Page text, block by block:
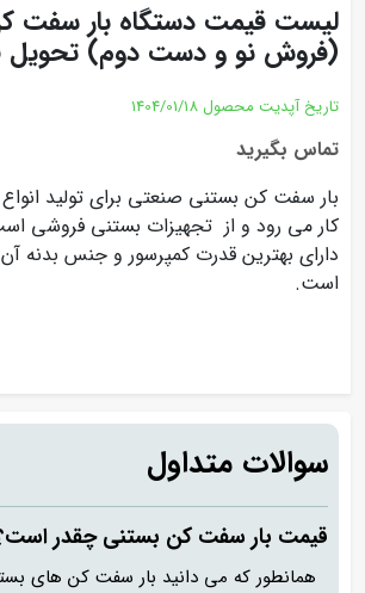
لیست قیمت دستگاه بار سفت
(فروش نو و دست دوم) تحویل
تاریخ آپدیت محصول 1404/01/18
تماس بگیرید
بار سفت کن بستنی صنعتی برای تولید
کار می رود و از تجهیزات بستنی فروشی
دارای بهترین قدرت کمپرسور و جنس بدنه آن
است.
سوالات متداول
قیمت بار سفت کن بستنی چقدر
همانطور که می دانید بار سفت کن های